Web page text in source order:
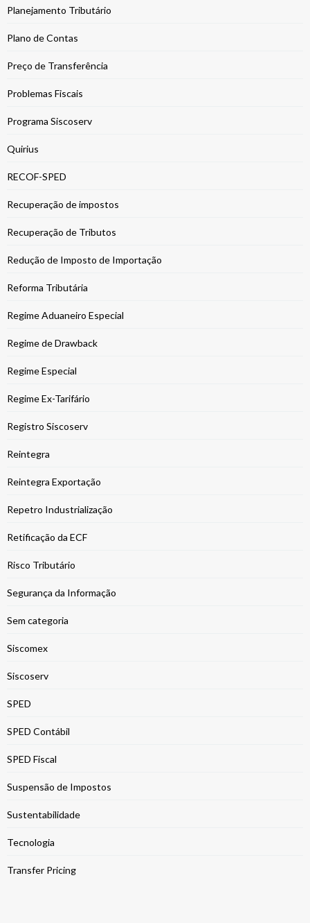
Planejamento Tributário
Plano de Contas
Preço de Transferência
Problemas Fiscais
Programa Siscoserv
Quirius
RECOF-SPED
Recuperação de impostos
Recuperação de Tributos
Redução de Imposto de Importação
Reforma Tributária
Regime Aduaneiro Especial
Regime de Drawback
Regime Especial
Regime Ex-Tarifário
Registro Siscoserv
Reintegra
Reintegra Exportação
Repetro Industrialização
Retificação da ECF
Risco Tributário
Segurança da Informação
Sem categoria
Siscomex
Siscoserv
SPED
SPED Contábil
SPED Fiscal
Suspensão de Impostos
Sustentabilidade
Tecnologia
Transfer Pricing